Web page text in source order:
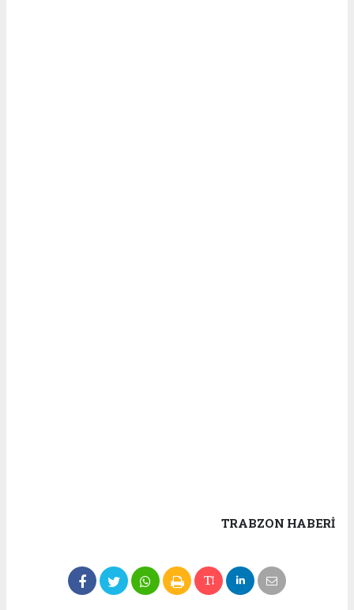
TRABZON HABERİ